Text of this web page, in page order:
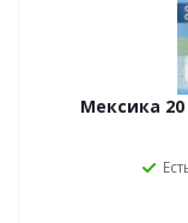
Мексика 20